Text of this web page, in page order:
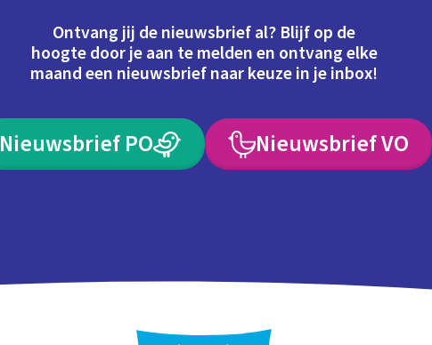
Ontvang jij de nieuwsbrief al? Blijf op de
hoogte door je aan te melden en ontvang elke
maand een nieuwsbrief naar keuze in je inbox!
Nieuwsbrief PO Nieuwsbrief VO